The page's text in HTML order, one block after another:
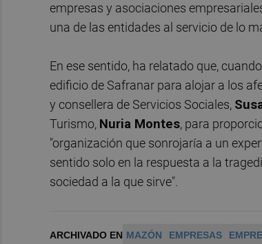
empresas y asociaciones
una de las entidades al servicio de lo
En ese sentido, ha relatado que,
edificio de Safranar para alojar a los
y consellera de Servicios Sociales,
Turismo, Nuria Montes, para
"organización que sonrojaría a un
sentido solo en la respuesta a la
sociedad a la que sirve".
ARCHIVADO EN MAZÓN EMPRESAS